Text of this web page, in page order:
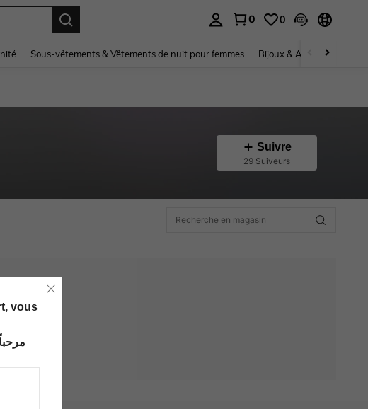
0 0
Sous-vêtements & Vêtements de nuit pour femmes Bijoux & Accessoires pour
Suivre
29 Suiveurs
vous